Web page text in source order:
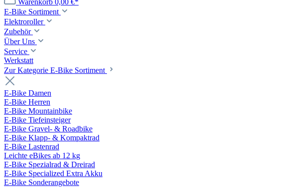
Warenkorb 0,00 €*
E-Bike Sortiment
Elektroroller
Zubehör
Über Uns
Service
Werkstatt
Zur Kategorie E-Bike Sortiment
E-Bike Damen
E-Bike Herren
E-Bike Mountainbike
E-Bike Tiefeinsteiger
E-Bike Gravel- & Roadbike
E-Bike Klapp- & Kompaktrad
E-Bike Lastenrad
Leichte eBikes ab 12 kg
E-Bike Spezialrad & Dreirad
E-Bike Specialized Extra Akku
E-Bike Sonderangebote